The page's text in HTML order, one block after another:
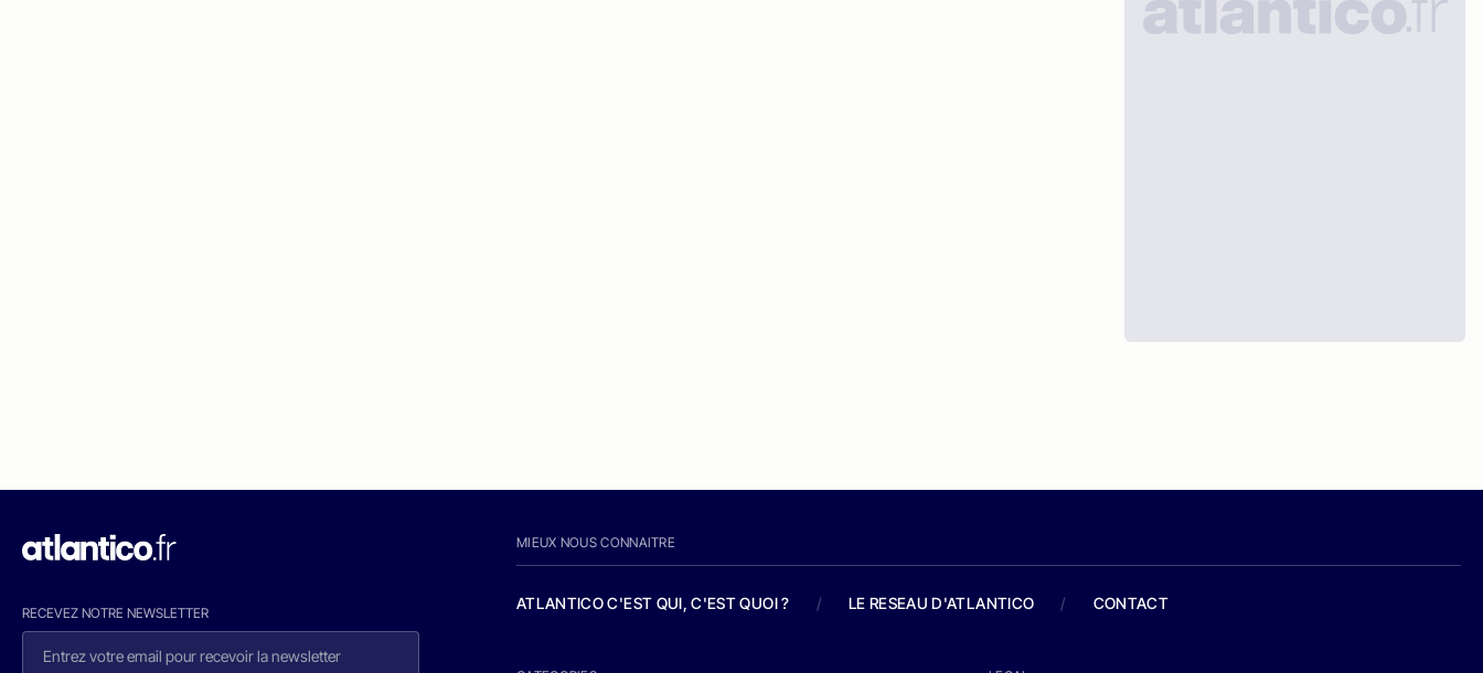
RECEVEZ NOTRE NEWSLETTER
MIEUX NOUS CONNAITRE
ATLANTICO C'EST QUI, C'EST QUOI ? / LE RESEAU D'ATLANTICO / CONTACT